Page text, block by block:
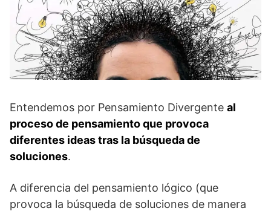
Entendemos por Pensamiento Divergente al
proceso de pensamiento que provoca
diferentes ideas tras la búsqueda de
soluciones.
A diferencia del pensamiento lógico (que
provoca la búsqueda de soluciones de manera